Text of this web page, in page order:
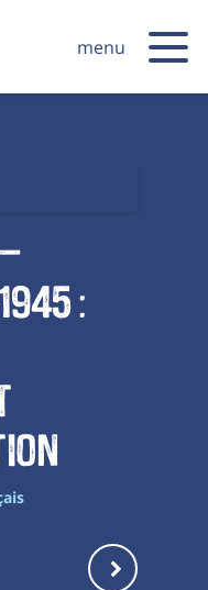
menu
: